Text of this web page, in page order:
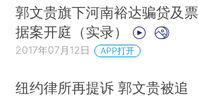
郭文贵旗下河南裕达骗贷及票
据案开庭（实录）
2017年07月12日 APP打开
纽约律所再提诉 郭文贵被追